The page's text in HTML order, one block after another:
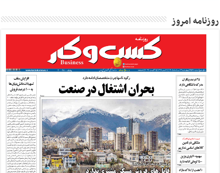
روزنامه امروز